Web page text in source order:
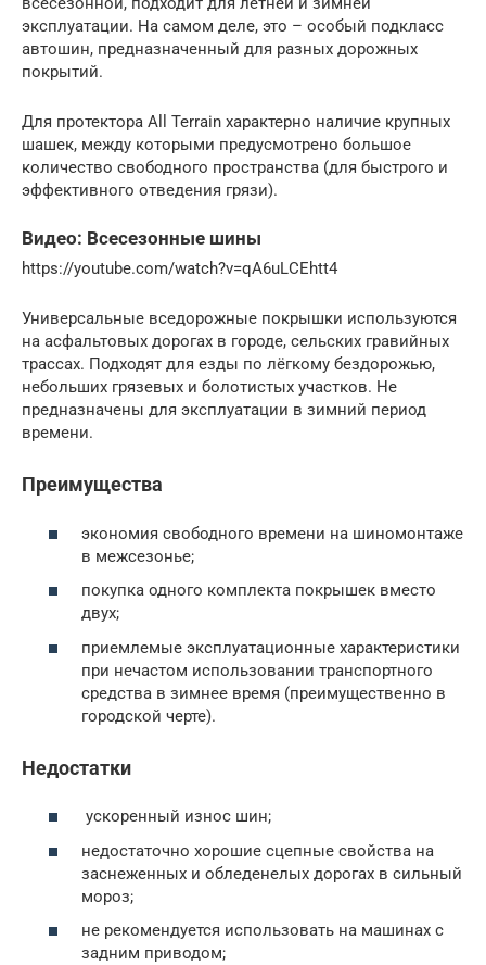
эксплуатации. На самом деле, это – особый подкласс
автошин, предназначенный для разных дорожных
покрытий.
Для протектора All Terrain характерно наличие крупных
шашек, между которыми предусмотрено большое
количество свободного пространства (для быстрого и
эффективного отведения грязи).
Видео: Всесезонные шины
https://youtube.com/watch?v=qA6uLCEhtt4
Универсальные вседорожные покрышки используются
на асфальтовых дорогах в городе, сельских гравийных
трассах. Подходят для езды по лёгкому бездорожью,
небольших грязевых и болотистых участков. Не
предназначены для эксплуатации в зимний период
времени.
Преимущества
экономия свободного времени на шиномонтаже
в межсезонье;
покупка одного комплекта покрышек вместо
двух;
приемлемые эксплуатационные характеристики
при нечастом использовании транспортного
средства в зимнее время (преимущественно в
городской черте).
Недостатки
ускоренный износ шин;
недостаточно хорошие сцепные свойства на
заснеженных и обледенелых дорогах в сильный
мороз;
не рекомендуется использовать на машинах с
задним приводом;